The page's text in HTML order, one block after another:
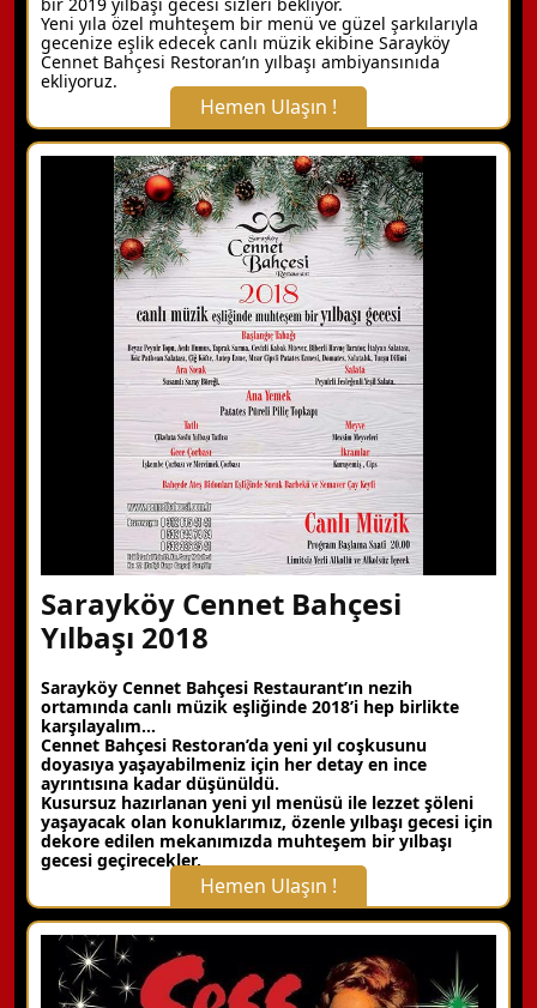
Yeni yıla özel muhteşem bir menü ve güzel şarkılarıyla
gecenize eşlik edecek canlı müzik ekibine Sarayköy
Cennet Bahçesi Restoran’ın yılbaşı ambiyansınıda
ekliyoruz.
Hemen Ulaşın !
X Kapat
WhatsApp ile Bilgi Alın
Hemen Arayın
Detaylı Bilgi Alın
Sarayköy Cennet Bahçesi
Yılbaşı 2018
Sarayköy Cennet Bahçesi Restaurant’ın nezih
ortamında canlı müzik eşliğinde 2018’i hep birlikte
karşılayalım…
Cennet Bahçesi Restoran’da yeni yıl coşkusunu
doyasıya yaşayabilmeniz için her detay en ince
ayrıntısına kadar düşünüldü.
Kusursuz hazırlanan yeni yıl menüsü ile lezzet şöleni
yaşayacak olan konuklarımız, özenle yılbaşı gecesi için
dekore edilen mekanımızda muhteşem bir yılbaşı
gecesi geçirecekler.
Hemen Ulaşın !
X Kapat
WhatsApp ile Bilgi Alın